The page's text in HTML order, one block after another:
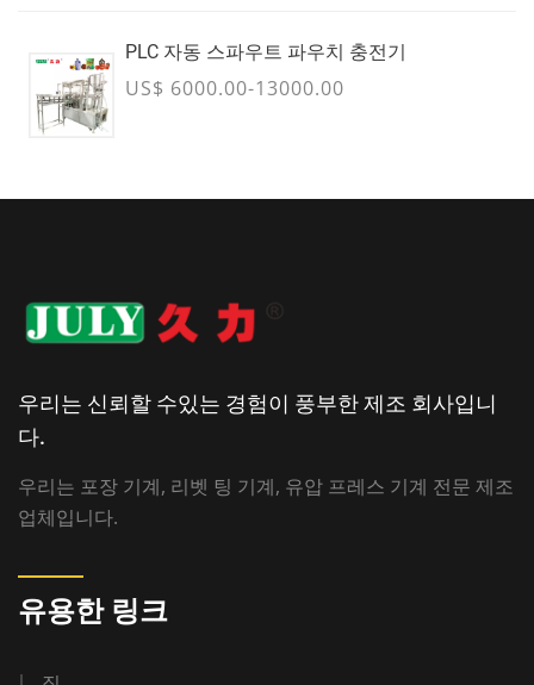
PLC 자동 스파우트 파우치 충전기
US$ 6000.00-13000.00
우리는 신뢰할 수있는 경험이 풍부한 제조 회사입니
다.
우리는 포장 기계, 리벳 팅 기계, 유압 프레스 기계 전문 제조
업체입니다.
유용한 링크